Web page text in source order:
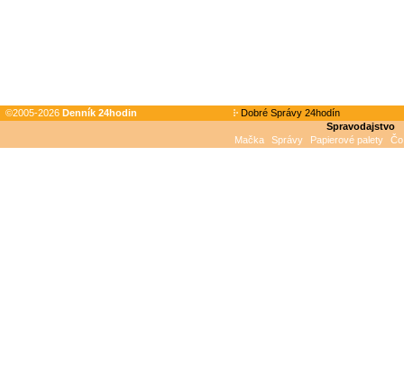
©2005-2026 Denník 24hodin
Dobré Správy 24hodín
Spravodajstvo
Mačka
Správy Papierové palety